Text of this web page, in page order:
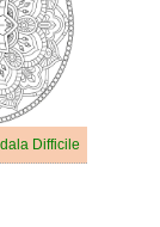
Difficile